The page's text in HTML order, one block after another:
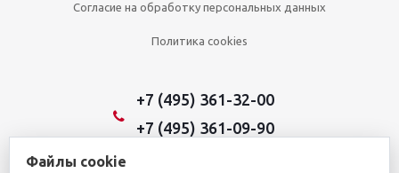
Согласие на обработку персональных данных
Политика cookies
+7 (495) 361-32-00
+7 (495) 361-09-90
Файлы cookie